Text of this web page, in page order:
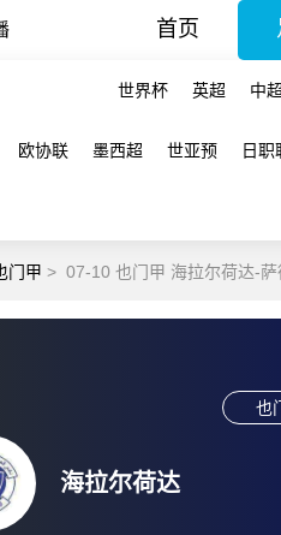
首页
世界杯 英超 中超
欧协联 墨西超 世亚预 日职
门甲 > 07-10 也门甲 海拉尔荷达-
海拉尔荷达
也